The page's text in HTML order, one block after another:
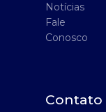
Notícias
Fale
Conosco
Contato